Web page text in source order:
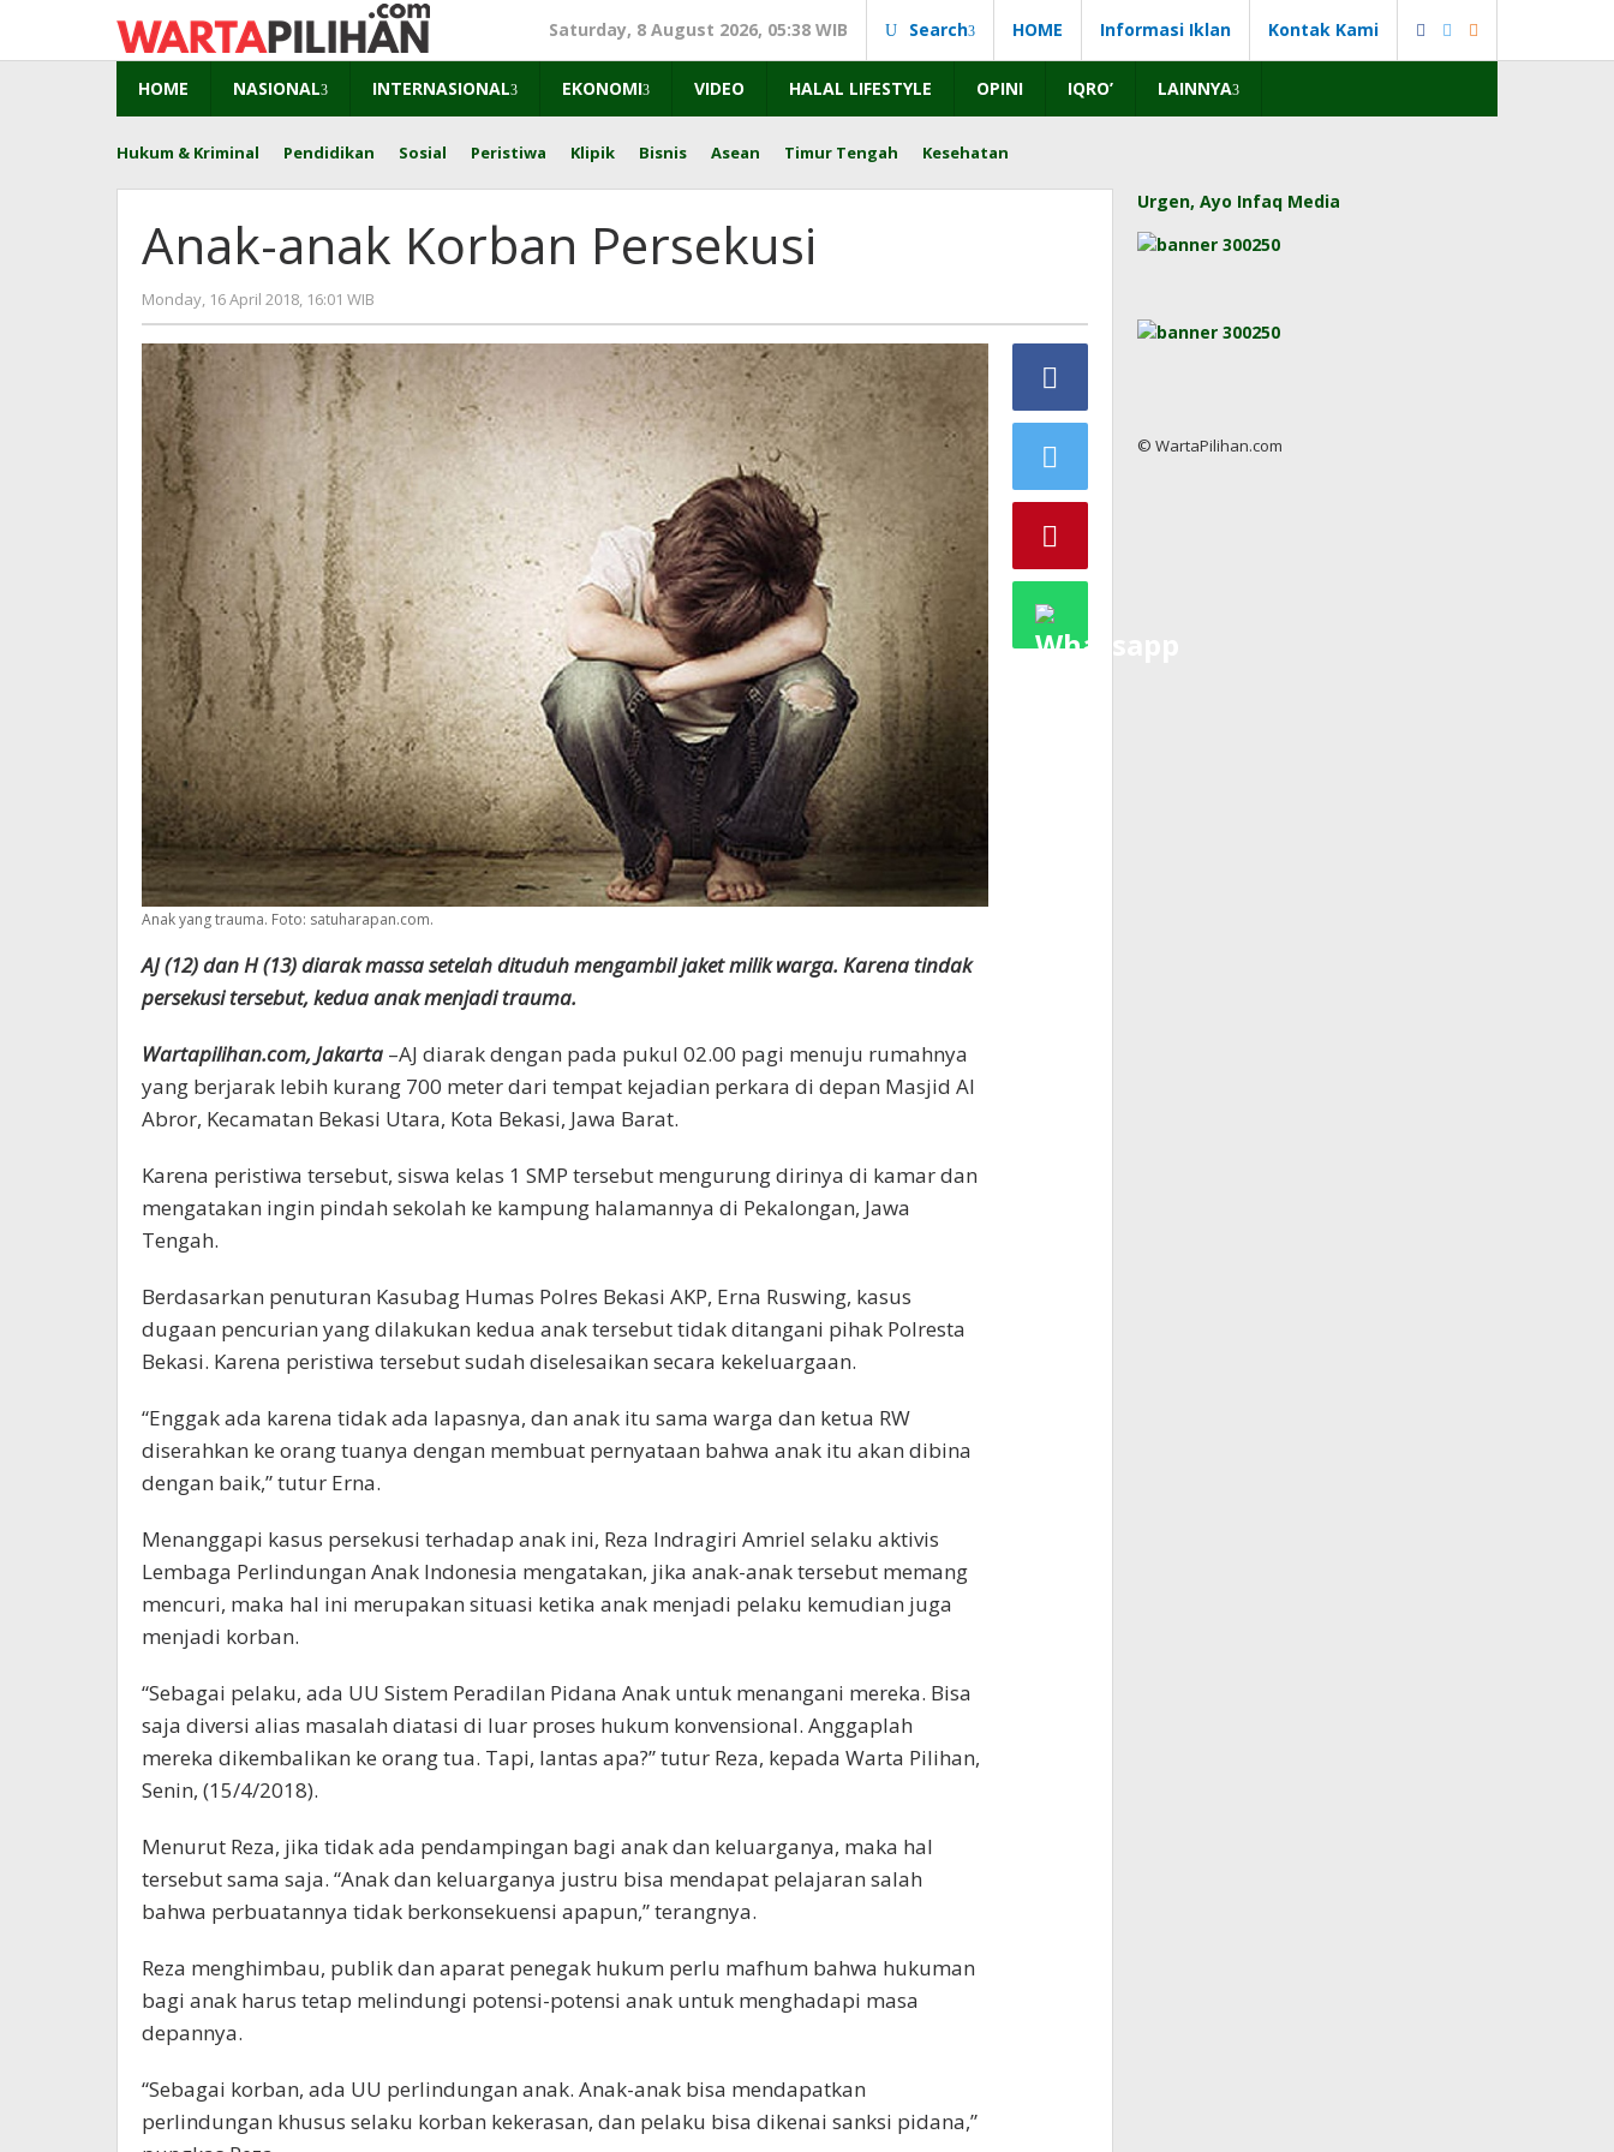
content
Saturday, 8 August 2026, 05:38 WIB Search HOME Informasi Iklan Kontak Kami
HOME NASIONAL INTERNASIONAL EKONOMI VIDEO HALAL LIFESTYLE OPINI IQRO’ LAINNYA
Hukum & Kriminal Pendidikan Sosial Peristiwa Klipik Bisnis Asean Timur Tengah Kesehatan
Anak-anak Korban Persekusi
Monday, 16 April 2018, 16:01 WIB
Adi
Prawiranegara
Anak yang trauma. Foto: satuharapan.com.
AJ (12) dan H (13) diarak massa setelah dituduh mengambil jaket milik warga. Karena tindak
persekusi tersebut, kedua anak menjadi trauma.
Wartapilihan.com, Jakarta –AJ diarak dengan pada pukul 02.00 pagi menuju rumahnya
yang berjarak lebih kurang 700 meter dari tempat kejadian perkara di depan Masjid Al
Abror, Kecamatan Bekasi Utara, Kota Bekasi, Jawa Barat.
Karena peristiwa tersebut, siswa kelas 1 SMP tersebut mengurung dirinya di kamar dan
mengatakan ingin pindah sekolah ke kampung halamannya di Pekalongan, Jawa
Tengah.
Berdasarkan penuturan Kasubag Humas Polres Bekasi AKP, Erna Ruswing, kasus
dugaan pencurian yang dilakukan kedua anak tersebut tidak ditangani pihak Polresta
Bekasi. Karena peristiwa tersebut sudah diselesaikan secara kekeluargaan.
“Enggak ada karena tidak ada lapasnya, dan anak itu sama warga dan ketua RW
diserahkan ke orang tuanya dengan membuat pernyataan bahwa anak itu akan dibina
dengan baik,” tutur Erna.
Menanggapi kasus persekusi terhadap anak ini, Reza Indragiri Amriel selaku aktivis
Lembaga Perlindungan Anak Indonesia mengatakan, jika anak-anak tersebut memang
mencuri, maka hal ini merupakan situasi ketika anak menjadi pelaku kemudian juga
menjadi korban.
“Sebagai pelaku, ada UU Sistem Peradilan Pidana Anak untuk menangani mereka. Bisa
saja diversi alias masalah diatasi di luar proses hukum konvensional. Anggaplah
mereka dikembalikan ke orang tua. Tapi, lantas apa?” tutur Reza, kepada Warta Pilihan,
Senin, (15/4/2018).
Menurut Reza, jika tidak ada pendampingan bagi anak dan keluarganya, maka hal
tersebut sama saja. “Anak dan keluarganya justru bisa mendapat pelajaran salah
bahwa perbuatannya tidak berkonsekuensi apapun,” terangnya.
Reza menghimbau, publik dan aparat penegak hukum perlu mafhum bahwa hukuman
bagi anak harus tetap melindungi potensi-potensi anak untuk menghadapi masa
depannya.
“Sebagai korban, ada UU perlindungan anak. Anak-anak bisa mendapatkan
perlindungan khusus selaku korban kekerasan, dan pelaku bisa dikenai sanksi pidana,”
Urgen, Ayo Infaq Media
© WartaPilihan.com